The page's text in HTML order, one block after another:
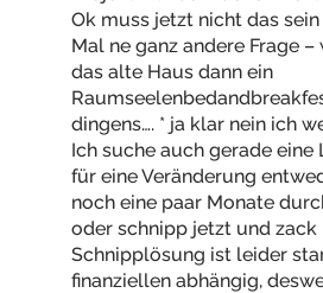
Ok muss jetzt nicht das sein
Mal ne ganz andere Frage –
das alte Haus dann ein
dingens…. * ja klar nein ich
Ich suche auch gerade eine
für eine Veränderung
noch eine paar Monate
oder schnipp jetzt und zack
Schnipplösung ist leider
finanziellen abhängig,